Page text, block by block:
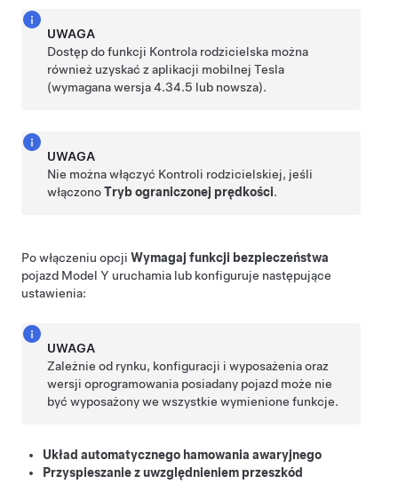
UWAGA
Dostęp do funkcji Kontrola rodzicielska można
również uzyskać z aplikacji mobilnej Tesla
(wymagana wersja 4.34.5 lub nowsza).
UWAGA
Nie można włączyć Kontroli rodzicielskiej, jeśli
włączonoTryb ograniczonej prędkości.
Po włączeniu opcji Wymagaj funkcji bezpieczeństwa
pojazd Model Y uruchamia lub konfiguruje następujące
ustawienia:
UWAGA
Zależnie od rynku, konfiguracji i wyposażenia oraz
wersji oprogramowania posiadany pojazd może nie
być wyposażony we wszystkie wymienione funkcje.
Układ automatycznego hamowania awaryjnego
Przyspieszanie z uwzględnieniem przeszkód